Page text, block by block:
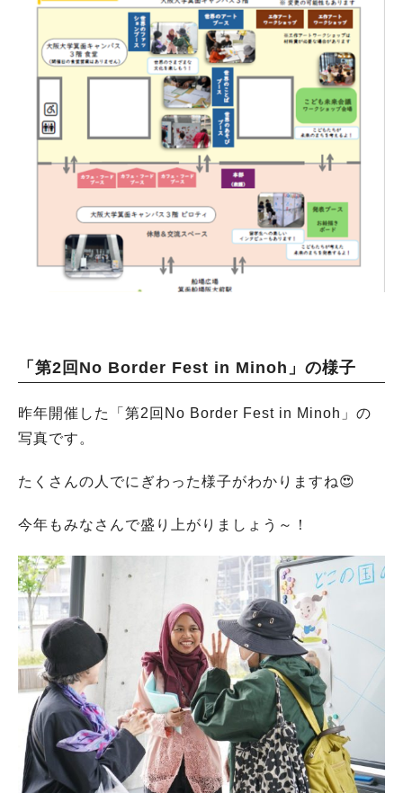
「第2回No Border Fest in Minoh」の様子
昨年開催した「第2回No Border Fest in Minoh」の
写真です。
たくさんの人でにぎわった様子がわかりますね😍
今年もみなさんで盛り上がりましょう～！